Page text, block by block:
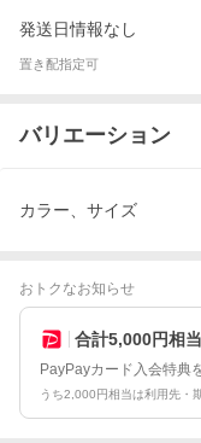
発送日情報なし
置き配指定可
バリエーション
カラー、サイズ
おトクなお知らせ
合計5,000円相
PayPayカード入会特典
うち2,000円相当は利用先・